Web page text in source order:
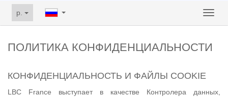
p.
ПОЛИТИКА КОНФИДЕНЦИАЛЬНОСТИ
КОНФИДЕНЦИАЛЬНОСТЬ И ФАЙЛЫ COOKIE
LBC France выступает в качестве Контролера данных,